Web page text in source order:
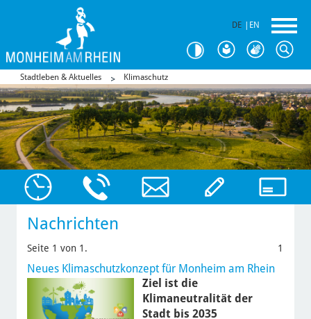
DE EN
Stadtleben & Aktuelles Klimaschutz
Nachrichten
Seite 1 von 1. 1
Neues Klimaschutzkonzept für Monheim am Rhein
Ziel ist die
Klimaneutralität der
Stadt bis 2035